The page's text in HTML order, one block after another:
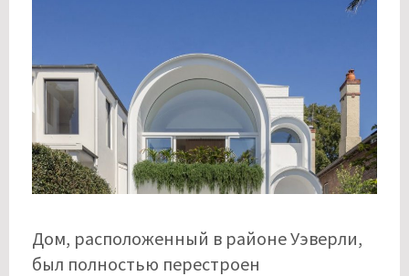
Дом, расположенный в районе Уэверли,
был полностью перестроен